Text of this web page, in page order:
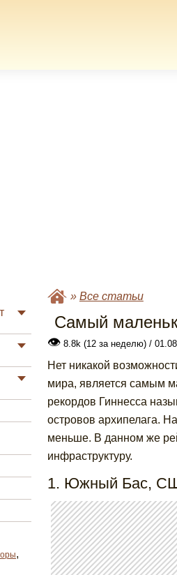
,
» Все статьи
Самый
👁 8.8k (12 за неделю) /
Нет никакой
мира, является самым
рекордов Гиннесса
островов архипелага.
меньше. В данном же
инфраструктуру.
1. Южный Бас,